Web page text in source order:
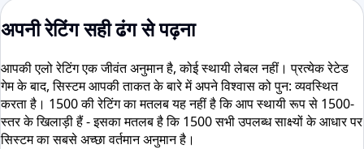
अपनी रेटिंग सही ढंग से पढ़ना
आपकी एलो रेटिंग एक जीवंत अनुमान है, कोई स्थायी लेबल नहीं। प्रत्येक रेटेड
गेम के बाद, सिस्टम आपकी ताकत के बारे में अपने विश्वास को पुन: व्यवस्थित
करता है। 1500 की रेटिंग का मतलब यह नहीं है कि आप स्थायी रूप से 1500-
स्तर के खिलाड़ी हैं - इसका मतलब है कि 1500 सभी उपलब्ध साक्ष्यों के आधार पर
सिस्टम का सबसे अच्छा वर्तमान अनुमान है।